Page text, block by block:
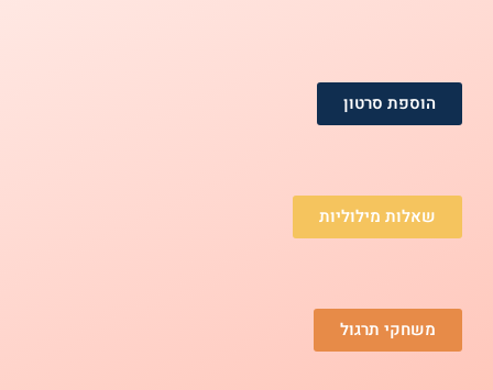
הוספת סרטון
שאלות מילוליות
משחקי תרגול